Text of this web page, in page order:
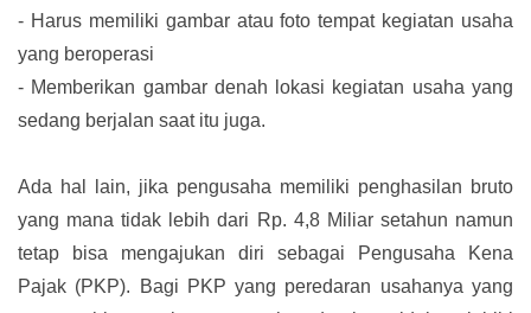
- Harus memiliki gambar atau foto tempat kegiatan usaha
yang beroperasi
- Memberikan gambar denah lokasi kegiatan usaha yang
sedang berjalan saat itu juga.
Ada hal lain, jika pengusaha memiliki penghasilan bruto
yang mana tidak lebih dari Rp. 4,8 Miliar setahun namun
tetap bisa mengajukan diri sebagai Pengusaha Kena
Pajak (PKP). Bagi PKP yang peredaran usahanya yang